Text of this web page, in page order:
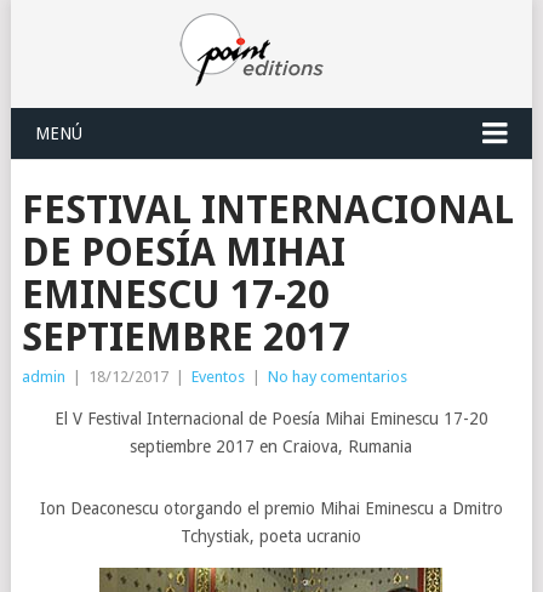
MENÚ
FESTIVAL INTERNACIONAL
DE POESÍA MIHAI
EMINESCU 17-20
SEPTIEMBRE 2017
admin 18/12/2017 Eventos No hay comentarios
El V Festival Internacional de Poesía Mihai Eminescu 17-20
septiembre 2017 en Craiova, Rumania
Ion Deaconescu otorgando el premio Mihai Eminescu a Dmitro
Tchystiak, poeta ucranio